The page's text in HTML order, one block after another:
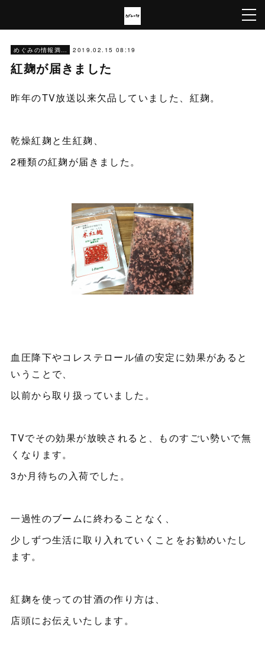
めぐみの情報満載 2019.02.15 08:19
紅麹が届きました
昨年のTV放送以来欠品していました、紅麹。
乾燥紅麹と生紅麹、
2種類の紅麹が届きました。
血圧降下やコレステロール値の安定に効果があると
いうことで、
以前から取り扱っていました。
TVでその効果が放映されると、ものすごい勢いで無
くなります。
3か月待ちの入荷でした。
一過性のブームに終わることなく、
少しずつ生活に取り入れていくことをお勧めいたし
ます。
紅麹を使っての甘酒の作り方は、
店頭にお伝えいたします。